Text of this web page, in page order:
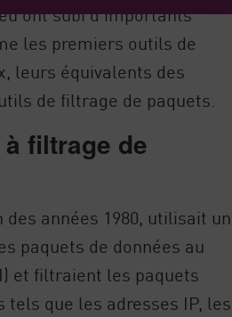
ont subi d’importants
les premiers outils de
leurs équivalents des
de filtrage de paquets.
filtrage de
années 1980, utilisait un
paquets de données au
et filtraient les paquets
tels que les adresses IP, les